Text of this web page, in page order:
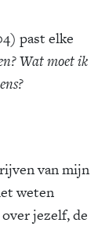
past elke
Wat moet ik
van mijn
weten
jezelf, de